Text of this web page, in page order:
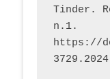
Tinder.
n.1.
https://